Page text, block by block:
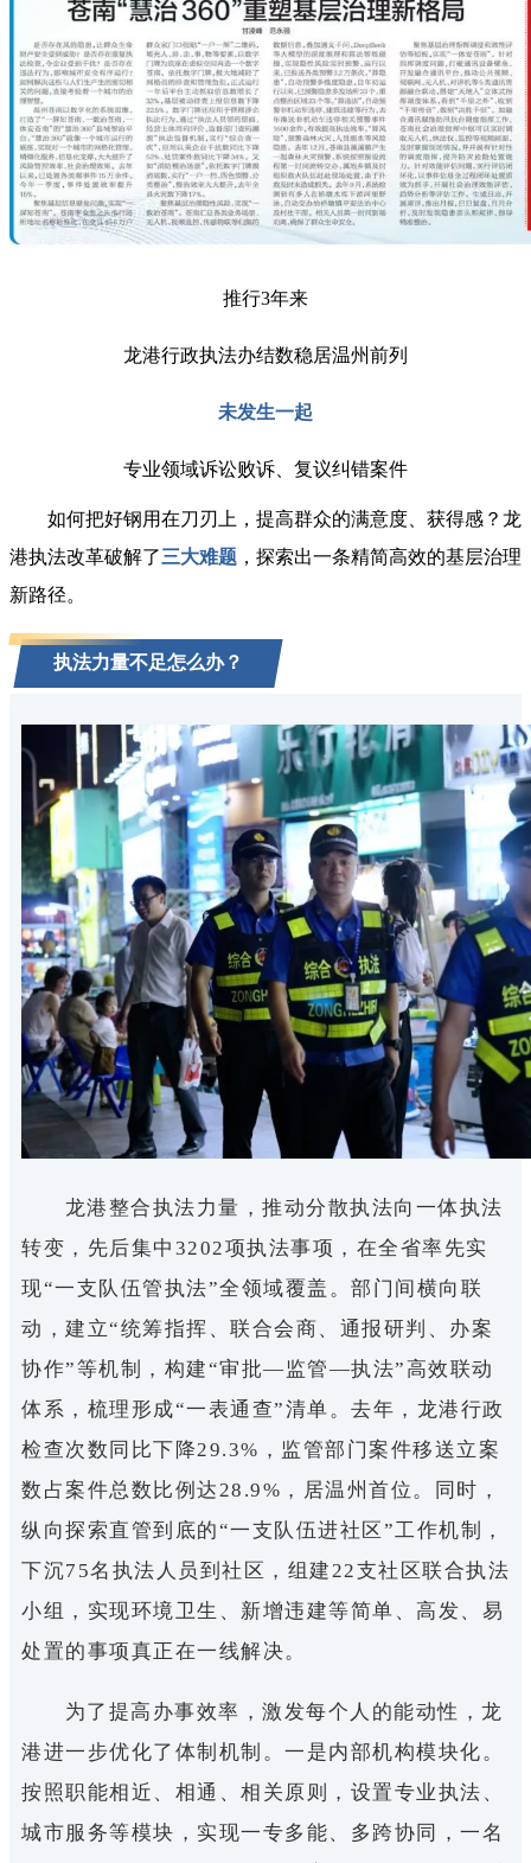
推行3年来
龙港行政执法办结数稳居温州前列
未发生一起
专业领域诉讼败诉、复议纠错案件
如何把好钢用在刀刃上，提高群众的满意度、获得感？龙
港执法改革破解了三大难题 ，探索出一条精简高效的基层治理
新路径。
执法力量不足怎么办？
龙港整合执法力量，推动分散执法向一体执法
转变，先后集中3202项执法事项，在全省率先实
现“一支队伍管执法”全领域覆盖。部门间横向联
动，建立“统筹指挥、联合会商、通报研判、办案
协作”等机制，构建“审批—监管—执法”高效联动
体系，梳理形成“一表通查”清单。去年，龙港行政
检查次数同比下降29.3%，监管部门案件移送立案
数占案件总数比例达28.9%，居温州首位。同时，
纵向探索直管到底的“一支队伍进社区”工作机制，
下沉75名执法人员到社区，组建22支社区联合执法
小组，实现环境卫生、新增违建等简单、高发、易
处置的事项真正在一线解决。
为了提高办事效率，激发每个人的能动性，龙
港进一步优化了体制机制。一是内部机构模块化。
按照职能相近、相通、相关原则，设置专业执法、
城市服务等模块，实现一专多能、多跨协同，一名